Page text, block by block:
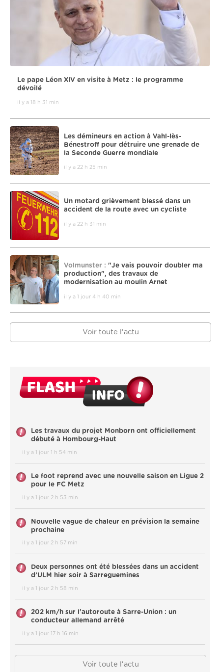
Le pape Léon XIV en visite à Metz : le programme
dévoilé
il y a 18 h 31 min
Les démineurs en action à Vahl-lès-
Bénestroff pour détruire une grenade de
la Seconde Guerre mondiale
il y a 22 h 25 min
Un motard grièvement blessé dans un
accident de la route avec un cycliste
il y a 22 h 31 min
Volmunster : "Je vais pouvoir doubler ma
production", des travaux de
modernisation au moulin Arnet
il y a 1 jour 4 h 40 min
Voir toute l'actu
Les travaux du projet Monborn ont officiellement
débuté à Hombourg-Haut
il y a 1 jour 1 h 54 min
Le foot reprend avec une nouvelle saison en Ligue 2
pour le FC Metz
il y a 1 jour 2 h 53 min
Nouvelle vague de chaleur en prévision la semaine
prochaine
il y a 1 jour 2 h 57 min
Deux personnes ont été blessées dans un accident
d’ULM hier soir à Sarreguemines
il y a 1 jour 2 h 58 min
202 km/h sur l'autoroute à Sarre-Union : un
conducteur allemand arrêté
il y a 1 jour 17 h 16 min
Voir toute l'actu